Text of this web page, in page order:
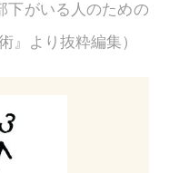
下がいる人のための
』より抜粋編集）